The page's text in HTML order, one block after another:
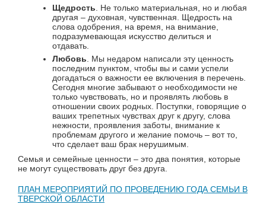
Щедрость . Не только материальная, но и любая
другая – духовная, чувственная. Щедрость на
слова одобрения, на время, на внимание,
подразумевающая искусство делиться и
отдавать.
Любовь . Мы недаром написали эту ценность
последним пунктом, чтобы вы и сами успели
догадаться о важности ее включения в перечень.
Сегодня многие забывают о необходимости не
только чувствовать, но и проявлять любовь в
отношении своих родных. Поступки, говорящие о
ваших трепетных чувствах друг к другу, слова
нежности, проявления заботы, внимание к
проблемам другого и желание помочь – вот то,
что сделает ваш брак нерушимым.
Семья и семейные ценности – это два понятия, которые
не могут существовать друг без друга.
ПЛАН МЕРОПРИЯТИЙ ПО ПРОВЕДЕНИЮ ГОДА СЕМЬИ В
ТВЕРСКОЙ ОБЛАСТИ